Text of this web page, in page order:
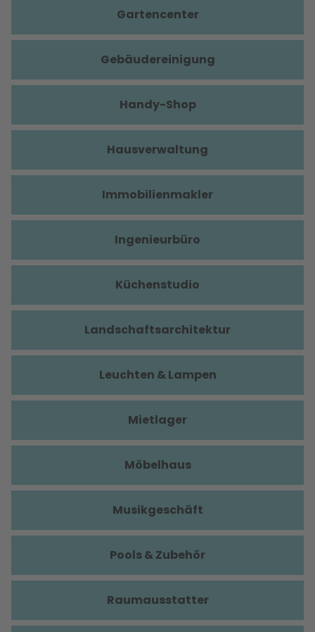
Gartencenter
Gebäudereinigung
Handy-Shop
Hausverwaltung
Immobilienmakler
Ingenieurbüro
Küchenstudio
Landschaftsarchitektur
Leuchten & Lampen
Mietlager
Möbelhaus
Musikgeschäft
Pools & Zubehör
Raumausstatter